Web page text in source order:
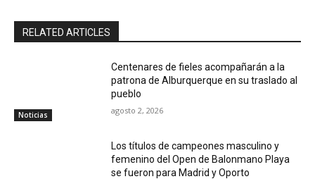
RELATED ARTICLES
Noticias
Centenares de fieles acompañarán a la
patrona de Alburquerque en su traslado al
pueblo
agosto 2, 2026
Los títulos de campeones masculino y
femenino del Open de Balonmano Playa
se fueron para Madrid y Oporto